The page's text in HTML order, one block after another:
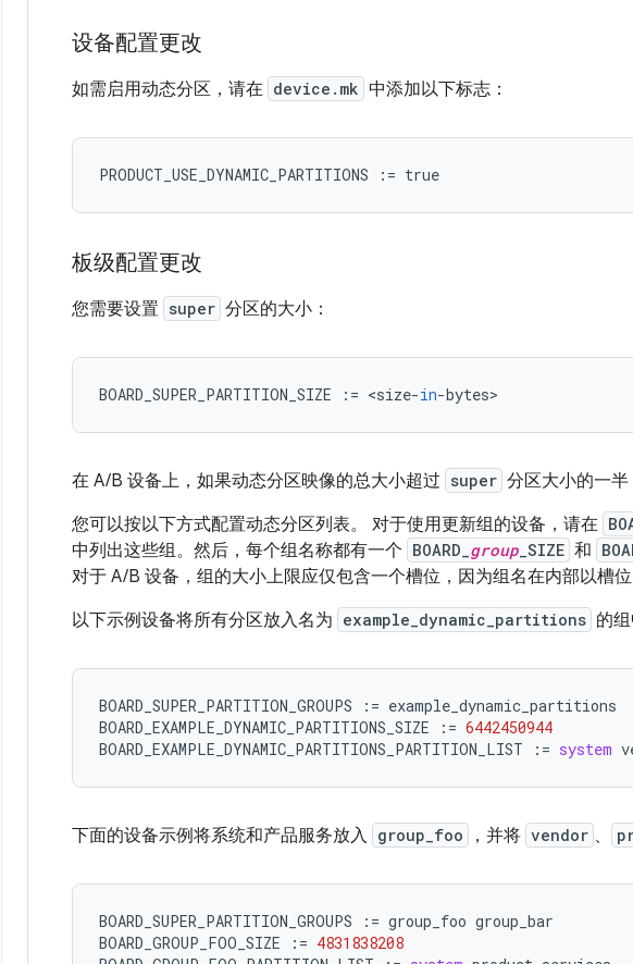
设备配置更改
如需启用动态分区，请在 device.mk 中添加以下标志：
PRODUCT_USE_DYNAMIC_PARTITIONS := true
板级配置更改
您需要设置 super 分区的大小：
BOARD_SUPER_PARTITION_SIZE := <size-in-bytes>
在 A/B 设备上，如果动态分区映像的总大小超过 super 分区大小的一半
您可以按以下方式配置动态分区列表。 对于使用更新组的设备，请在
中列出这些组。然后，每个组名称都有一个 BOARD_ group _SIZE 和
对于 A/B 设备，组的大小上限应仅包含一个槽位，因为组名在内部以槽位
以下示例设备将所有分区放入名为 example_dynamic_partitions 的组
BOARD_SUPER_PARTITION_GROUPS := example_dynamic_partitions
BOARD_EXAMPLE_DYNAMIC_PARTITIONS_SIZE
:= 6442450944
BOARD_EXAMPLE_DYNAMIC_PARTITIONS_PARTITION_LIST
:= system
下面的设备示例将系统和产品服务放入 group_foo ，并将 vendor 、
BOARD_SUPER_PARTITION_GROUPS := group_foo group_bar
BOARD_GROUP_FOO_SIZE
:= 4831838208